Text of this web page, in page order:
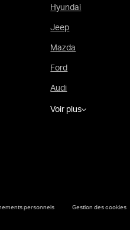
Hyundai
Jeep
Mazda
Ford
Audi
Voir plus
personnels Gestion des cookies